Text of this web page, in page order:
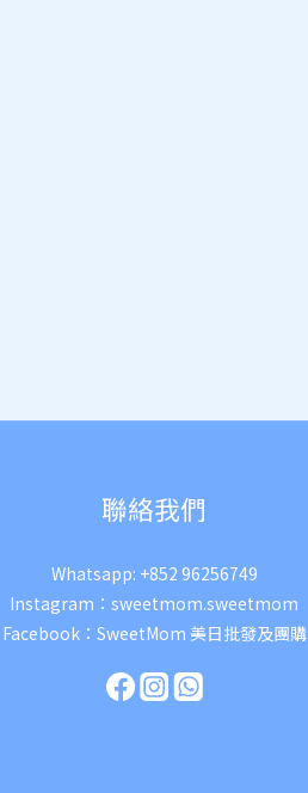
聯絡我們
Whatsapp: +852 96256749
Instagram： sweetmom.sweetmom
Facebook： SweetMom 美日批發及團購